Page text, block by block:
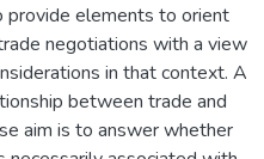
provide elements to orient
negotiations with a view
in that context. A
between trade and
aim is to answer whether